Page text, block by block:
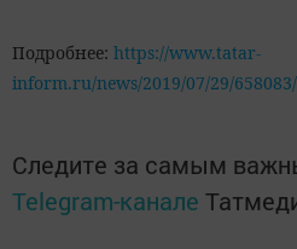
Подробнее: https://www.tatar-
inform.ru/news/2019/07/29/658083/
Следите за самым
Telegram-канале